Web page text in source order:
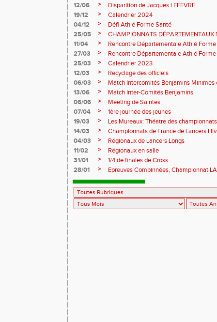
12/06
>
Disparition de Jacques LEFEVRE
19/12
>
Calendrier 2024
04/12
>
Défi Athlé Forme Santé
25/05
>
CHAMPIONNATS DÉPARTEMENTAUX
11/04
>
Rencontre Départementale Athlé
27/03
>
Rencontre Départementale Athlé
25/03
>
Calendrier 2023
12/03
>
Recyclage des officiels
06/03
>
Match Intercomités Benjamins Minimes
13/06
>
Match Inter-Comités Benjamins
06/06
>
Meeting de Saintes
07/04
>
1ère journée des jeunes
19/03
>
Les Mureaux: Théatre des
14/03
>
Championnats de France de Lancers
04/03
>
Régionaux de Lancers Longs
11/02
>
Régionaux en salle
31/01
>
1/4 de finales de Cross
28/01
> Epreuves Combinnées, Championnat